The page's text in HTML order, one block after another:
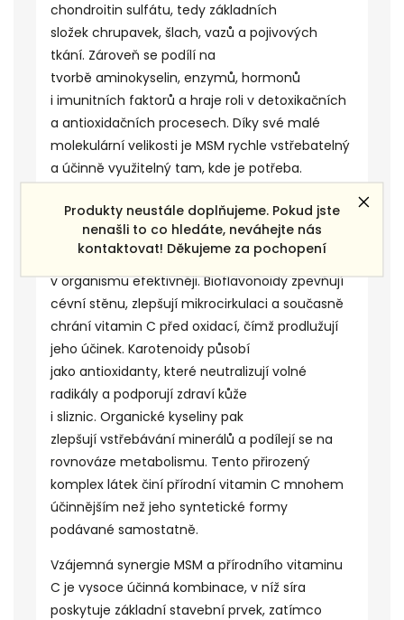
Produkty neustále doplňujeme. Pokud jste
nenašli to co hledáte, neváhejte nás
kontaktovat! Děkujeme za pochopení
chondroitin sulfátu, tedy základních
složek chrupavek, šlach, vazů a pojivových
tkání. Zároveň se podílí na
tvorbě aminokyselin, enzymů, hormonů
i imunitních faktorů a hraje roli v detoxikačních
a antioxidačních procesech. Díky své malé
molekulární velikosti je MSM rychle vstřebatelný
a účinně využitelný tam, kde je potřeba.
přítomny
bioflavonoidy ,karotenoidyaorganické
kyseliny, které zajišťují, že tento vitaminfunguje
v organismu efektivněji. Bioflavonoidy zpevňují
cévní stěnu, zlepšují mikrocirkulaci a současně
chrání vitamin C před oxidací, čímž prodlužují
jeho účinek. Karotenoidy působí
jako antioxidanty, které neutralizují volné
radikály a podporují zdraví kůže
i sliznic. Organické kyseliny pak
zlepšují vstřebávání minerálů a podílejí se na
rovnováze metabolismu. Tento přirozený
komplex látek činí přírodní vitamin C mnohem
účinnějším než jeho syntetické formy
podávané samostatně.
Vzájemná synergie MSM a přírodního vitaminu
C je vysoce účinná kombinace, v níž síra
poskytuje základní stavební prvek, zatímco